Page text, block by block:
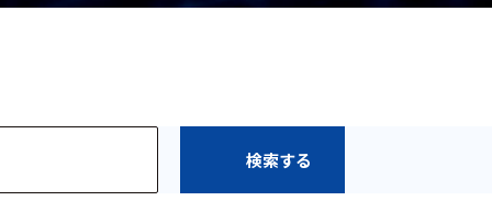
検索する